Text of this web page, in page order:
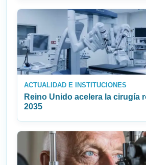
ACTUALIDAD E INSTITUCIONES
Reino Unido acelera la cirugía
2035